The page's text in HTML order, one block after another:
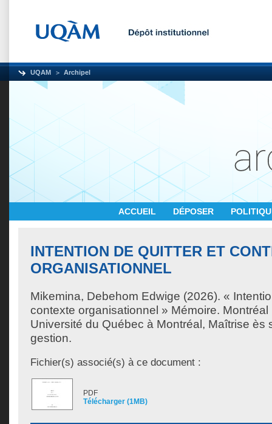
UQAM Archipel
ACCUEIL DÉPOSER
INTENTION DE QUITTER ET
ORGANISATIONNEL
Mikemina, Debehom Edwige (2026). «
contexte organisationnel » Mémoire.
Université du Québec à Montréal, Maîtrise ès
gestion.
Fichier(s) associé(s) à ce document :
PDF
Télécharger (1MB)